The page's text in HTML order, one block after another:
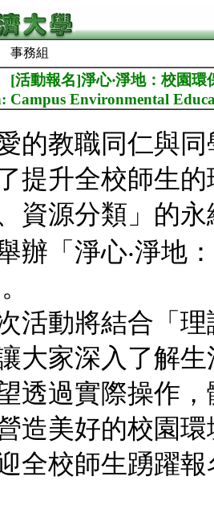
事務組
[活動報名]淨心‧淨地：校園
Campus Environmental
的教職同仁與
提升全校師生
資源分類」的
辦「淨心‧淨地
活動將結合「
大家深入了解
透過實際操作
造美好的校園環
全校師生踴躍